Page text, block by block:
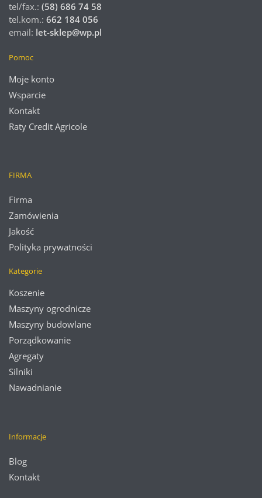
tel/fax.: (58) 686 74 58
tel.kom.: 662 184 056
email: let-sklep@wp.pl
Pomoc
Moje konto
Wsparcie
Kontakt
Raty Credit Agricole
FIRMA
Firma
Zamówienia
Jakość
Polityka prywatności
Kategorie
Koszenie
Maszyny ogrodnicze
Maszyny budowlane
Porządkowanie
Agregaty
Silniki
Nawadnianie
Informacje
Blog
Kontakt